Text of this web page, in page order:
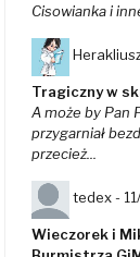
Cisowianka i
Tragiczny w
A może by Pan
przygarniał
przecież...
tedex -
Wieczorek i